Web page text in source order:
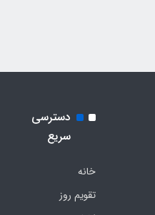
دسترسی
سریع
خانه
تقویم روز